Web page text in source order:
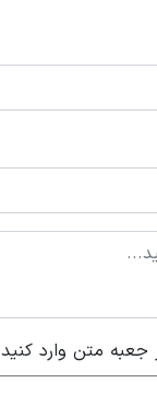
جعبه متن وارد کنید